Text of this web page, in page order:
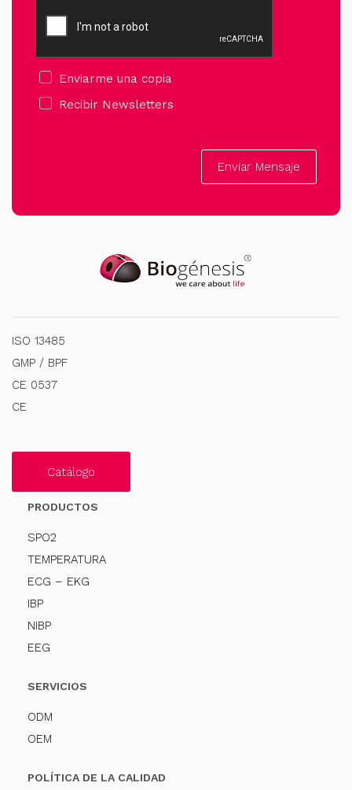
Enviarme una copia
Recibir Newsletters
Enviar Mensaje
ISO 13485
GMP / BPF
CE 0537
CE
Catálogo
PRODUCTOS
SPO2
TEMPERATURA
ECG – EKG
IBP
NIBP
EEG
SERVICIOS
ODM
OEM
POLÍTICA DE LA CALIDAD